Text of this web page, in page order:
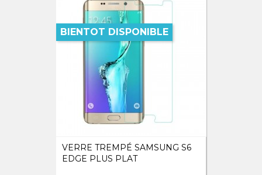
VERRE TREMPÉ SAMSUNG S6
EDGE PLUS PLAT
BIENTOT DISPONIBLE